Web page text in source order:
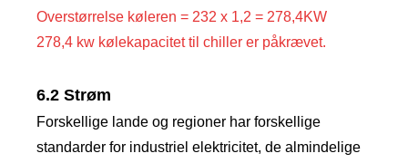
Overstørrelse køleren = 232 x 1,2 = 278,4KW
278,4 kw kølekapacitet til chiller er påkrævet.
6.2 Strøm
Forskellige lande og regioner har forskellige
standarder for industriel elektricitet, de almindelige